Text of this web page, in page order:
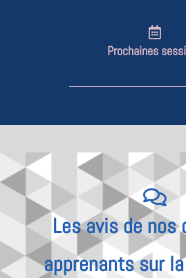
Prochaines
Les avis de
apprenants sur